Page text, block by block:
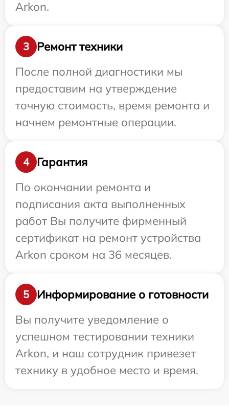
Arkon.
3
Ремонт техники
После полной диагностики мы
предоставим на утверждение
точную стоимость, время ремонта и
начнем ремонтные операции.
4
Гарантия
По окончании ремонта и
подписания акта выполненных
работ Вы получите фирменный
сертификат на ремонт устройства
Arkon сроком на 36 месяцев.
5
Информирование о готовности
Вы получите уведомление о
успешном тестировании техники
Arkon, и наш сотрудник привезет
технику в удобное место и время.